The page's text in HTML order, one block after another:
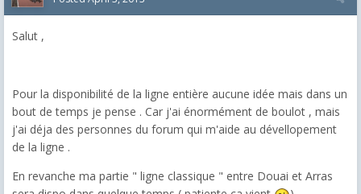
Salut ,
Pour la disponibilité de la ligne entière aucune idée mais dans un
bout de temps je pense . Car j'ai énormément de boulot , mais
j'ai déja des personnes du forum qui m'aide au dévellopement
de la ligne .
En revanche ma partie " ligne classique " entre Douai et Arras